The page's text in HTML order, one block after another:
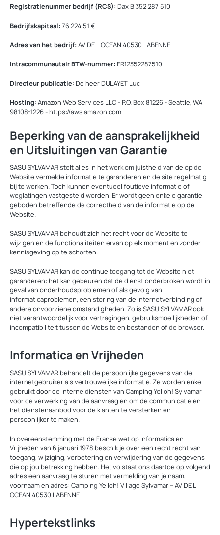
Registratienummer bedrijf (RCS): Dax B 352 287 510
Bedrijfskapitaal: 76 224,51 €
Adres van het bedrijf: AV DE L OCEAN 40530 LABENNE
Intracommunautair BTW-nummer: FR12352287510
Directeur publicatie: De heer DULAYET Luc
Hosting: Amazon Web Services LLC - P.O. Box 81226 - Seattle, WA
98108-1226 - https://aws.amazon.com
Beperking van de aansprakelijkheid
en Uitsluitingen van Garantie
SASU SYLVAMAR stelt alles in het werk om juistheid van de op de
Website vermelde informatie te garanderen en de site regelmatig
bij te werken. Toch kunnen eventueel foutieve informatie of
weglatingen vastgesteld worden. Er wordt geen enkele garantie
geboden betreffende de correctheid van de informatie op de
Website.
SASU SYLVAMAR behoudt zich het recht voor de Website te
wijzigen en de functionaliteiten ervan op elk moment en zonder
kennisgeving op te schorten.
SASU SYLVAMAR kan de continue toegang tot de Website niet
garanderen: het kan gebeuren dat de dienst onderbroken wordt in
geval van onderhoudsproblemen of als gevolg van
informaticaproblemen, een storing van de internetverbinding of
andere onvoorziene omstandigheden. Zo is SASU SYLVAMAR ook
niet verantwoordelijk voor vertragingen, gebruiksmoeilijkheden of
incompatibiliteit tussen de Website en bestanden of de browser.
Informatica en Vrijheden
SASU SYLVAMAR behandelt de persoonlijke gegevens van de
internetgebruiker als vertrouwelijke informatie. Ze worden enkel
gebruikt door de interne diensten van Camping Yelloh! Sylvamar
voor de verwerking van de aanvraag en om de communicatie en
het dienstenaanbod voor de klanten te versterken en
persoonlijker te maken.
In overeenstemming met de Franse wet op Informatica en
Vrijheden van 6 januari 1978 beschik je over een recht recht van
toegang, wijziging, verbetering en verwijdering van de gegevens
die op jou betrekking hebben. Het volstaat ons daartoe op volgend
adres een aanvraag te sturen met vermelding van je naam,
voornaam en adres: Camping Yelloh! Village Sylvamar – AV DE L
OCEAN 40530 LABENNE
Hypertekstlinks